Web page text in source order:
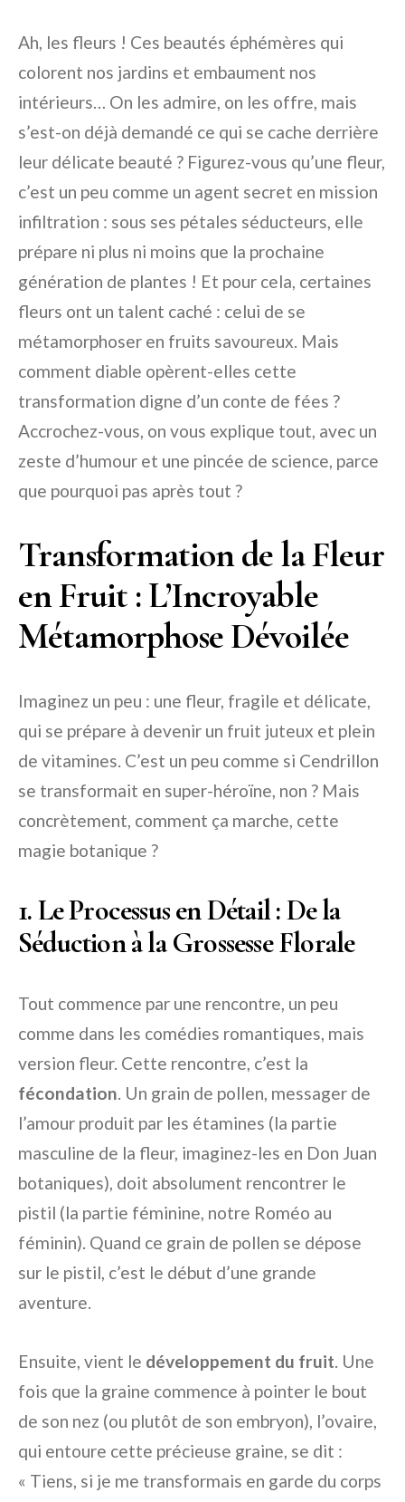
Ah, les fleurs ! Ces beautés éphémères qui
colorent nos jardins et embaument nos
intérieurs… On les admire, on les offre, mais
s’est-on déjà demandé ce qui se cache derrière
leur délicate beauté ? Figurez-vous qu’une fleur,
c’est un peu comme un agent secret en mission
infiltration : sous ses pétales séducteurs, elle
prépare ni plus ni moins que la prochaine
génération de plantes ! Et pour cela, certaines
fleurs ont un talent caché : celui de se
métamorphoser en fruits savoureux. Mais
comment diable opèrent-elles cette
transformation digne d’un conte de fées ?
Accrochez-vous, on vous explique tout, avec un
zeste d’humour et une pincée de science, parce
que pourquoi pas après tout ?
Transformation de la Fleur
en Fruit : L’Incroyable
Métamorphose Dévoilée
Imaginez un peu : une fleur, fragile et délicate,
qui se prépare à devenir un fruit juteux et plein
de vitamines. C’est un peu comme si Cendrillon
se transformait en super-héroïne, non ? Mais
concrètement, comment ça marche, cette
magie botanique ?
1. Le Processus en Détail : De la
Séduction à la Grossesse Florale
Tout commence par une rencontre, un peu
comme dans les comédies romantiques, mais
version fleur. Cette rencontre, c’est la
fécondation. Un grain de pollen, messager de
l’amour produit par les étamines (la partie
masculine de la fleur, imaginez-les en Don Juan
botaniques), doit absolument rencontrer le
pistil (la partie féminine, notre Roméo au
féminin). Quand ce grain de pollen se dépose
sur le pistil, c’est le début d’une grande
aventure.
Ensuite, vient le développement du fruit. Une
fois que la graine commence à pointer le bout
de son nez (ou plutôt de son embryon), l’ovaire,
qui entoure cette précieuse graine, se dit :
« Tiens, si je me transformais en garde du corps